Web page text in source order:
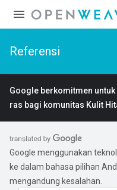
Referensi
Google berkomitmen
ras bagi komunitas Kulit
Google menggunakan
ke dalam bahasa pilihan
mengandung kesalahan.